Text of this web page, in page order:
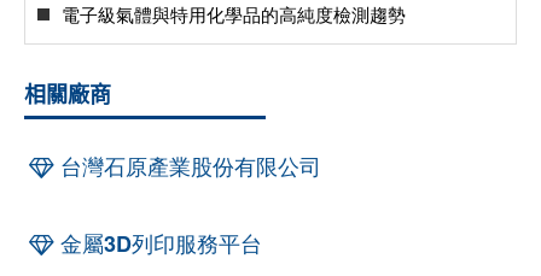
電子級氣體與特用化學品的高純度檢測趨勢
相關廠商
台灣石原產業股份有限公司
金屬3D列印服務平台